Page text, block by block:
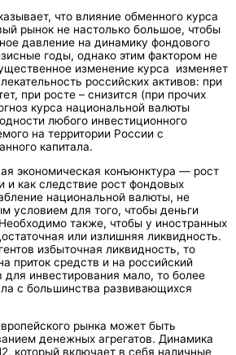
что влияние обменного курса
рынок не настолько большое, чтобы
давление на динамику фондового
годы, однако этим фактором не
изменение курса изменяет
российских активов: при
при росте – снизится (при прочих
курса национальной валюты
любого инвестиционного
на территории России с
капитала.
экономическая конъюнктура — рост
и как следствие рост фондовых
национальной валюты, не
условием для того, чтобы деньги
также, чтобы у иностранных
или излишняя ликвидность.
избыточная ликвидность, то
приток средств и на российский
для инвестирования мало, то более
с большинства развивающихся
рынка может быть
денежных агрегатов. Динамика
который включает в себя наличные